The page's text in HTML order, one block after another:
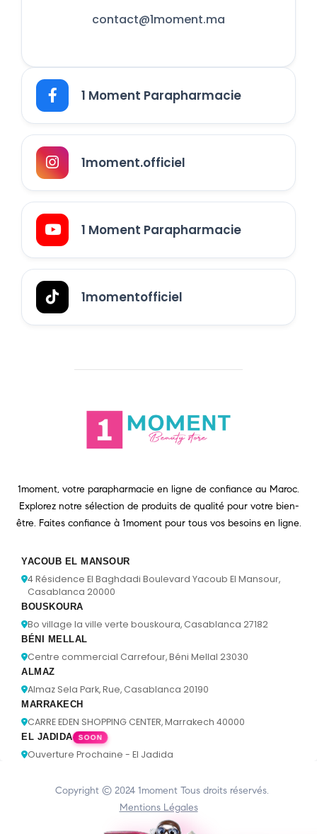
contact@1moment.ma
1 Moment Parapharmacie
1moment.officiel
1 Moment Parapharmacie
1momentofficiel
1moment, votre parapharmacie en ligne de confiance au Maroc.
Explorez notre sélection de produits de qualité pour votre bien-
être. Faites confiance à 1moment pour tous vos besoins en ligne.
YACOUB EL MANSOUR
4 Résidence El Baghdadi Boulevard Yacoub El Mansour,
Casablanca 20000
BOUSKOURA
Bo village la ville verte bouskoura, Casablanca 27182
BÉNI MELLAL
Centre commercial Carrefour, Béni Mellal 23030
ALMAZ
Almaz Sela Park, Rue, Casablanca 20190
MARRAKECH
CARRE EDEN SHOPPING CENTER, Marrakech 40000
EL JADIDA SOON
Ouverture Prochaine - El Jadida
Copyright © 2024 1moment Tous droits réservés.
Mentions Légales